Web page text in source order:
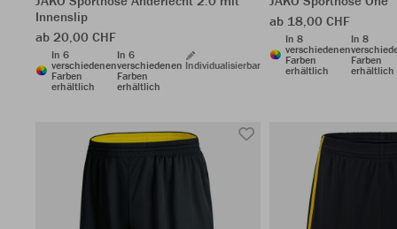
Innenslip
ab 20,00 CHF
In 6
verschiedenen
Farben
erhältlich
In 6
verschiedenen
Farben
erhältlich
Individualisierbar
ab 18,00 CHF
In 8
verschiedenen
Farben
erhältlich
In 8
Farben
erhältlich